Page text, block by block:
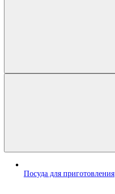
Посуда для приготовления